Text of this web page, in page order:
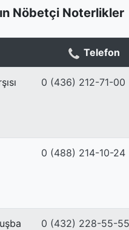
Nöbetçi Noterlikler
Telefon
0 (436) 212-71-00
0 (488) 214-10-24
0 (432) 228-55-55